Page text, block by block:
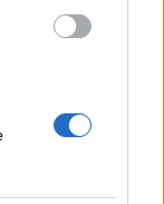
en
tuvo
partido. Su